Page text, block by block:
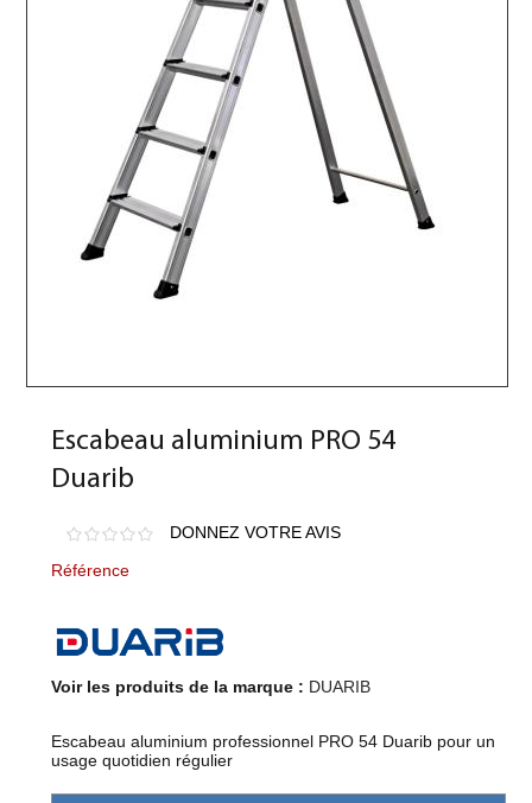
Escabeau aluminium PRO 54
Duarib
DONNEZ VOTRE AVIS
Référence
Voir les produits de la marque : DUARIB
Escabeau aluminium professionnel PRO 54 Duarib pour un
usage quotidien régulier